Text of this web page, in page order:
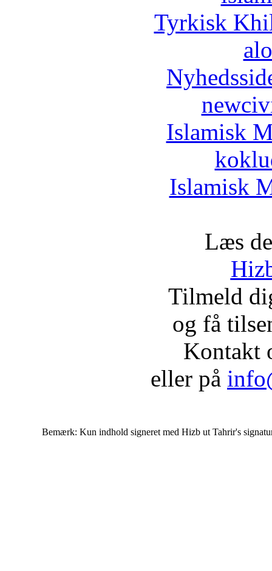
Tyrkisk
Islamisk
Islamisk
Læs
Tilmeld
og få
Kontakt
eller på
Bemærk: Kun indhold signeret med Hizb ut Tahrir's